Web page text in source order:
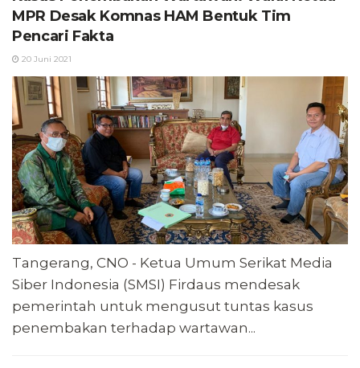
MPR Desak Komnas HAM Bentuk Tim
Pencari Fakta
20 Juni 2021
Tangerang, CNO - Ketua Umum Serikat Media
Siber Indonesia (SMSI) Firdaus mendesak
pemerintah untuk mengusut tuntas kasus
penembakan terhadap wartawan...